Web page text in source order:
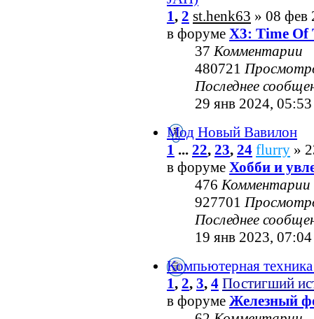
1, 2 st.henk63 » 08 фев
в форуме X3: Time Of
37Комментарии
480721
Последнее
29 янв 2024, 05:53
Мод Новый Вавилон
1 ... 22, 23, 24 flurry »
в форуме Хобби и
476Комментарии
927701
Последнее
19 янв 2023, 07:04
Компьютерная
1, 2, 3, 4 Постигший
в форуме Железный